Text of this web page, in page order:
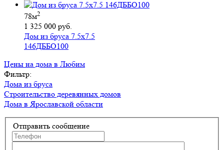
78м2
1 325 000 руб.
Дом из бруса 7.5х7.5
146ДББО100
Цены на дома в Любим
Фильтр:
Дома из бруса
Строительство деревянных домов
Дома в Ярославской области
Отправить сообщение